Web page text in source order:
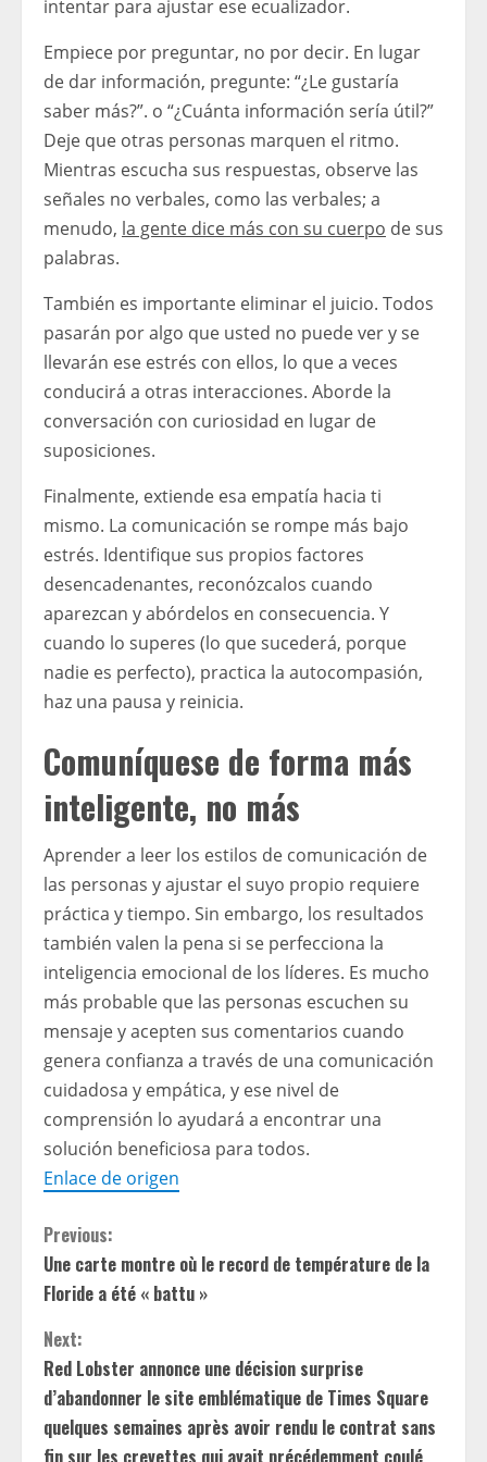
intentar para ajustar ese ecualizador.
Empiece por preguntar, no por decir. En lugar
de dar información, pregunte: “¿Le gustaría
saber más?”. o “¿Cuánta información sería útil?”
Deje que otras personas marquen el ritmo.
Mientras escucha sus respuestas, observe las
señales no verbales, como las verbales; a
menudo, la gente dice más con su cuerpo de sus
palabras.
También es importante eliminar el juicio. Todos
pasarán por algo que usted no puede ver y se
llevarán ese estrés con ellos, lo que a veces
conducirá a otras interacciones. Aborde la
conversación con curiosidad en lugar de
suposiciones.
Finalmente, extiende esa empatía hacia ti
mismo. La comunicación se rompe más bajo
estrés. Identifique sus propios factores
desencadenantes, reconózcalos cuando
aparezcan y abórdelos en consecuencia. Y
cuando lo superes (lo que sucederá, porque
nadie es perfecto), practica la autocompasión,
haz una pausa y reinicia.
Comuníquese de forma más
inteligente, no más
Aprender a leer los estilos de comunicación de
las personas y ajustar el suyo propio requiere
práctica y tiempo. Sin embargo, los resultados
también valen la pena si se perfecciona la
inteligencia emocional de los líderes. Es mucho
más probable que las personas escuchen su
mensaje y acepten sus comentarios cuando
genera confianza a través de una comunicación
cuidadosa y empática, y ese nivel de
comprensión lo ayudará a encontrar una
solución beneficiosa para todos.
Enlace de origen
C
o
n
t
i
Previous:
Une carte montre où le record de température de la
Floride a été « battu »
Next:
Red Lobster annonce une décision surprise
d’abandonner le site emblématique de Times Square
quelques semaines après avoir rendu le contrat sans